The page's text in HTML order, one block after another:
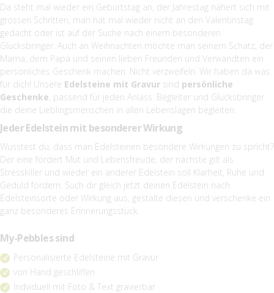
Da steht mal wieder ein Geburtstag an, der Jahrestag nähert sich mit
grossen Schritten, man hat mal wieder nicht an den Valentinstag
gedacht oder ist auf der Suche nach einem besonderen
Glücksbringer. Auch an Weihnachten möchte man seinem Schatz, der
Mama, dem Papa und seinen lieben Freunden und Verwandten ein
persönliches Geschenk machen. Nicht verzweifeln. Wir haben da was
für dich! Unsere Edelsteine mit Gravur sind persönliche
Geschenke, passend für jeden Anlass. Begleiter und Glücksbringer
die deine Lieblingsmenschen in allen Lebenslagen begleiten.
Jeder Edelstein mit besonderer Wirkung
Wusstest du, dass man Edelsteinen besondere Wirkungen zu spricht?
Der eine fördert Mut und Lebensfreude, der nächste gilt als
Stresskiller und wieder ein anderer Edelstein soll Klarheit, Ruhe und
Geduld fördern. Such dir gleich jetzt deinen Edelstein nach
Edelsteinsorte oder Wirkung aus, gestalte diesen und verschenke ein
ganz besonderes Erinnerungsstück.
My-Pebbles sind
Personalisierte Edelsteine mit Gravur
von Hand geschliffen
Indviduell mit Foto & Text gravierbar